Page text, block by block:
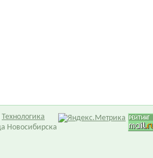
Технологика
Новосибирска